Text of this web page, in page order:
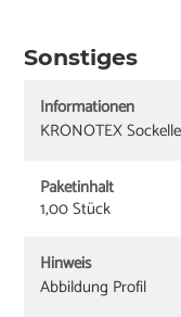
Sonstiges
Informationen
KRONOTEX
Paketinhalt
1,00 Stück
Hinweis
Abbildung Profil